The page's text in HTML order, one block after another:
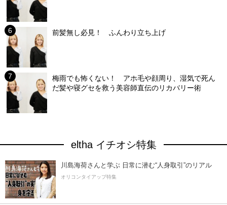
前髪無し必見！ ふんわり立ち上げ
梅雨でも怖くない！ アホ毛や顔周り、湿気で死ん
だ髪や寝グセを救う美容師直伝のリカバリー術
eltha イチオシ特集
川島海荷さんと学ぶ 日常に潜む“人身取引”のリアル
オリコンタイアップ特集